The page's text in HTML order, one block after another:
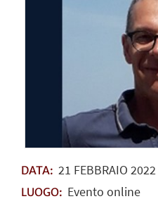
DATA: 21 FEBBRAIO 2022
LUOGO: Evento online